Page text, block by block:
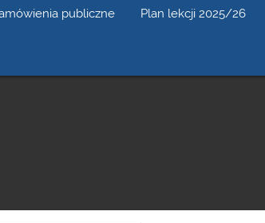
publiczne Plan lekcji 2025/26